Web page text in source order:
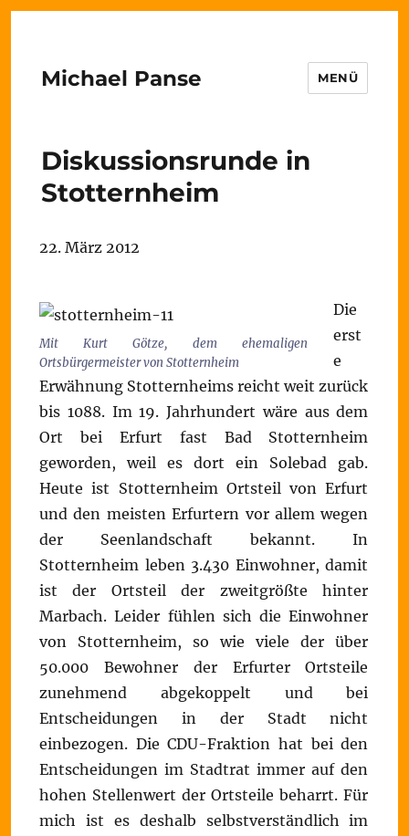
Michael Panse MENÜ
Diskussionsrunde in
Stotternheim
22. März 2012
Mit Kurt Götze, dem ehemaligen
Ortsbürgermeister von Stotternheim
Die
erst
e
Erwähnung Stotternheims reicht weit zurück
bis 1088. Im 19. Jahrhundert wäre aus dem
Ort bei Erfurt fast Bad Stotternheim
geworden, weil es dort ein Solebad gab.
Heute ist Stotternheim Ortsteil von Erfurt
und den meisten Erfurtern vor allem wegen
der Seenlandschaft bekannt. In
Stotternheim leben 3.430 Einwohner, damit
ist der Ortsteil der zweitgrößte hinter
Marbach. Leider fühlen sich die Einwohner
von Stotternheim, so wie viele der über
50.000 Bewohner der Erfurter Ortsteile
zunehmend abgekoppelt und bei
Entscheidungen in der Stadt nicht
einbezogen. Die CDU-Fraktion hat bei den
Entscheidungen im Stadtrat immer auf den
hohen Stellenwert der Ortsteile beharrt. Für
mich ist es deshalb selbstverständlich im